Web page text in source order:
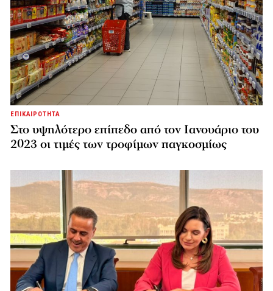
ΕΠΙΚΑΙΡΟΤΗΤΑ
Στο υψηλότερο επίπεδο από τον Ιανουάριο του
2023 οι τιμές των τροφίμων παγκοσμίως